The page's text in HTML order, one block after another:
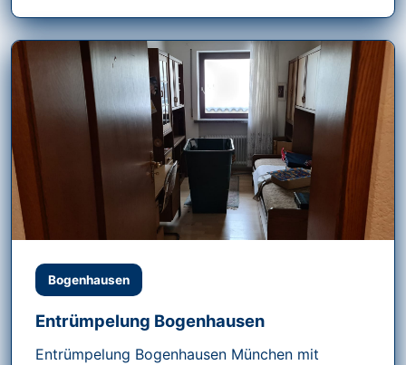
Bogenhausen
Entrümpelung Bogenhausen
Entrümpelung Bogenhausen München mit